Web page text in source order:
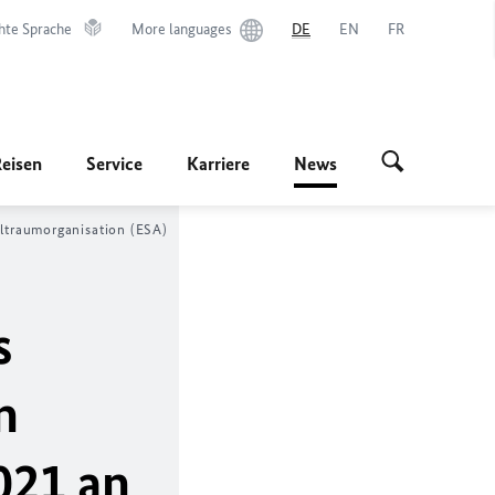
Sprache More languages DE EN FR
Service Karriere News
(ESA)
an